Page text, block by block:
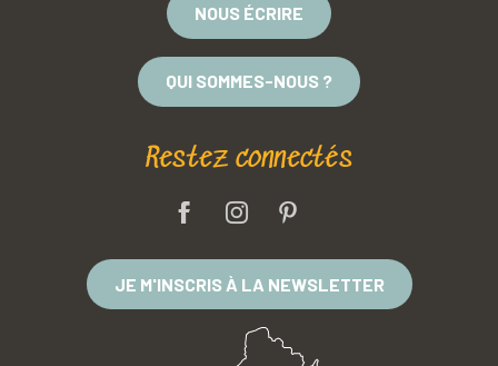
NOUS ÉCRIRE
QUI SOMMES-NOUS ?
Restez connectés
JE M'INSCRIS À LA NEWSLETTER